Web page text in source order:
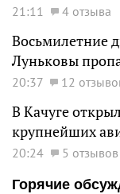
21:11 4 отзыва
Восьмилетние
Луньковы
20:37 12
В Качуге
крупнейших
20:24
5 отзывов
Горячие